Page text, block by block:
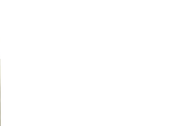
mit 80%
essbarem
Wurzel-
über 200 Curcuma-
patentierte PNS-